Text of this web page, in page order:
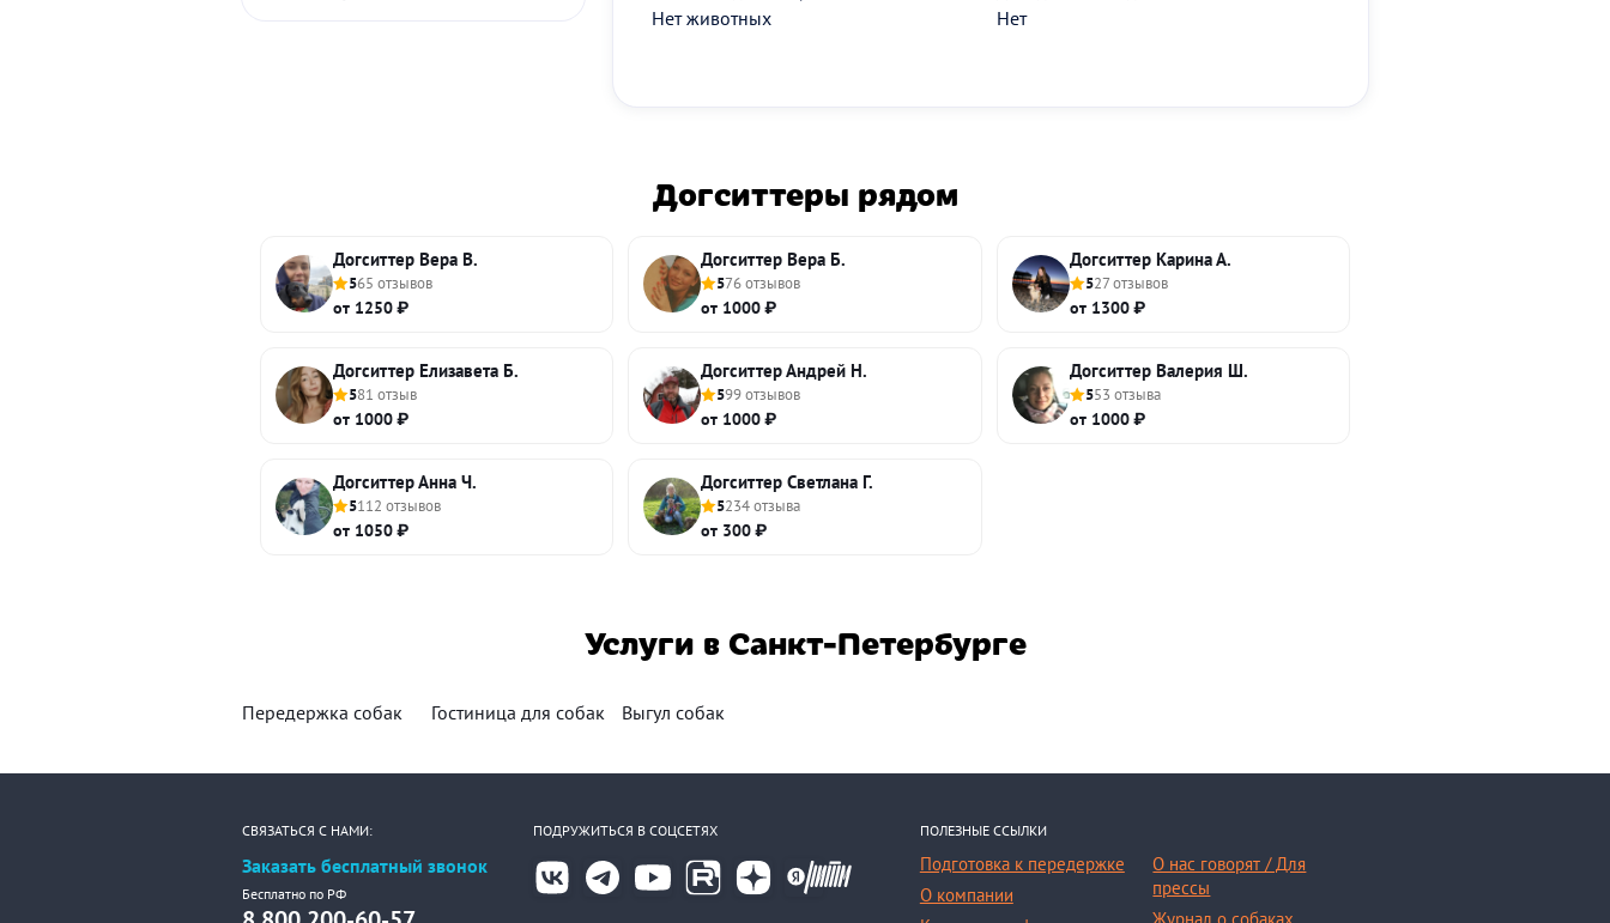
Нет животных Нет
Догситтеры рядом
Догситтер Вера В.
565 отзывов
от 1250 ₽
Догситтер Вера Б.
576 отзывов
от 1000 ₽
Догситтер Карина А.
527 отзывов
от 1300 ₽
Догситтер Елизавета Б.
581 отзыв
от 1000 ₽
Догситтер Андрей Н.
599 отзывов
от 1000 ₽
Догситтер Валерия Ш.
553 отзыва
от 1000 ₽
Догситтер Анна Ч.
5112 отзывов
от 1050 ₽
Догситтер Светлана Г.
5234 отзыва
от 300 ₽
Услуги в Санкт-Петербурге
Передержка собак Гостиница для собак Выгул собак
СВЯЗАТЬСЯ С НАМИ:
Заказать бесплатный звонок
Бесплатно по РФ
ПОДРУЖИТЬСЯ В СОЦСЕТЯХ ПОЛЕЗНЫЕ ССЫЛКИ
Подготовка к передержке
О компании
О нас говорят / Для
прессы